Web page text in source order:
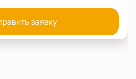
заявку